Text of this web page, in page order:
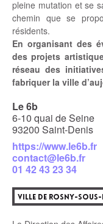
pleine mutation et se
chemin que se
résidents.
En organisant des
des projets
réseau des
fabriquer la ville
Le 6b
6-10 quai de Seine
93200 Saint-Denis
https://www.le6b.fr
contact@le6b.fr
01 42 43 23 34
VILLE DE ROSNY-